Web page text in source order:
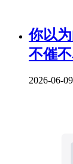
你以
不催
2026-06-09